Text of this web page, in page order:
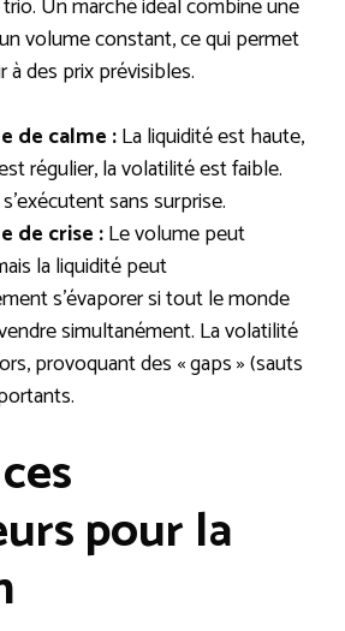
Un marché idéal combine une
volume constant, ce qui permet
à des prix prévisibles.
de calme :La liquidité est haute,
régulier, la volatilité est faible.
sans surprise.
de crise :Le volume peut
la liquidité peut
s’évaporer si tout le monde
simultanément. La volatilité
provoquant des « gaps » (sauts
pour la